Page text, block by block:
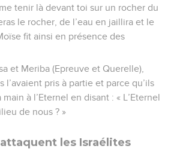
tenir là devant toi sur un rocher du
le rocher, de l’eau en jaillira et le
fit ainsi en présence des
et Meriba (Epreuve et Querelle),
l’avaient pris à partie et parce qu’ils
à l’Eternel en disant : « L’Eternel
de nous ? »
les Israélites